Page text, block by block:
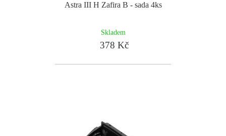
Astra III H Zafira B - sada 4ks
Skladem
378 Kč